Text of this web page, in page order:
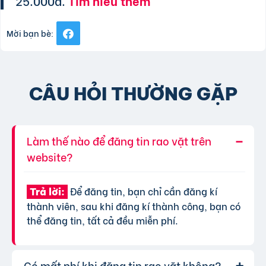
Mời bạn bè:
CÂU HỎI THƯỜNG GẶP
Làm thế nào để đăng tin rao vặt trên
website?
Trả lời: Để đăng tin, bạn chỉ cần đăng kí
thành viên, sau khi đăng kí thành công, bạn có
thể đăng tin, tất cả đều miễn phí.